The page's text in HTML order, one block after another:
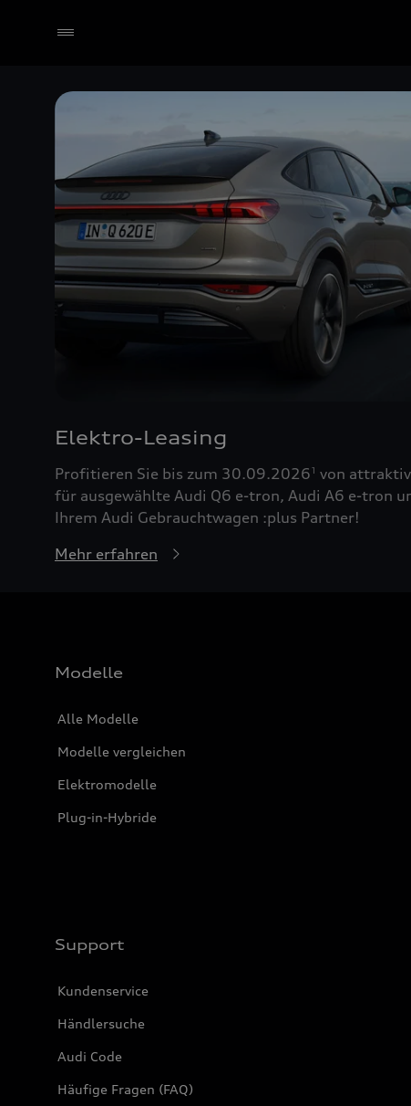
Elektro-Leasing
Profitieren Sie bis zum 30.09.20261 von
für ausgewählte Audi Q6 e-tron, Audi A6 e-tron
Ihrem Audi Gebrauchtwagen :plus Partner!
Mehr erfahren
Modelle
Alle Modelle
Modelle vergleichen
Elektromodelle
Plug-in-Hybride
Support
Kundenservice
Händlersuche
Audi Code
Häufige Fragen (FAQ)